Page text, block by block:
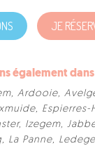
JE
également
, Ardooie,
, Espierres-
, Izegem,
, La Panne,